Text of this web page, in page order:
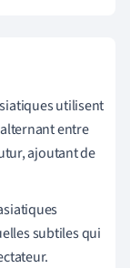
utilisent
entre
ajoutant de
subtiles qui